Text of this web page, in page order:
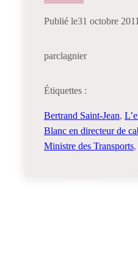
Publié le31 octobre 2011
parclagnier
Étiquettes :
Bertrand Saint-Jean,
Blanc en directeur de
Ministre des Transports,